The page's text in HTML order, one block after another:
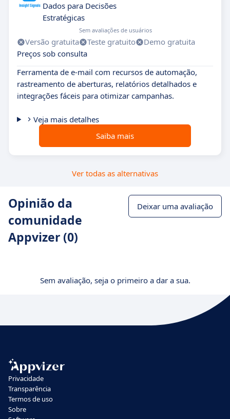
Dados para Decisões
Estratégicas
Sem avaliações de usuários
Versão gratuita Teste gratuito
Demo gratuita
Preços sob consulta
Ferramenta de e-mail com recursos de automação,
rastreamento de aberturas, relatórios detalhados e
integrações fáceis para otimizar campanhas.
Veja mais detalhes
Saiba mais
Ver todas as alternativas
Opinião da
comunidade
Appvizer (0)
Deixar uma avaliação
Sem avaliação, seja o primeiro a dar a sua.
Privacidade
Transparência
Termos de uso
Sobre